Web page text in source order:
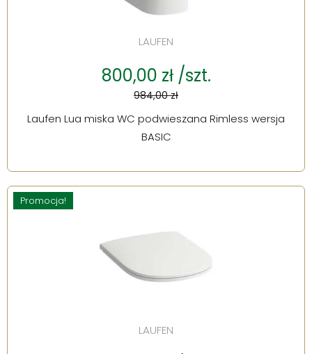
LAUFEN
800,00 zł /szt.
984,00 zł
Laufen Lua miska WC podwieszana Rimless wersja
BASIC
Promocja!
LAUFEN